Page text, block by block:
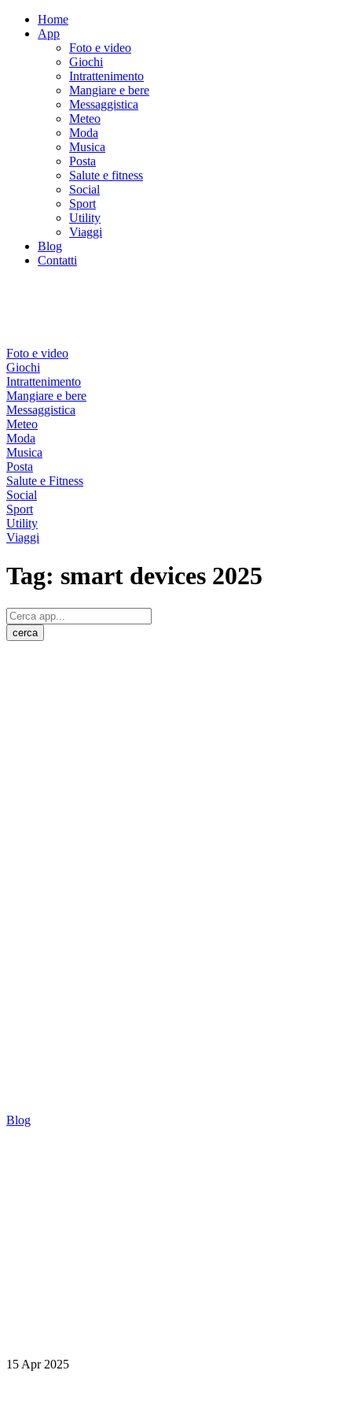
Home
App
Foto e video
Giochi
Intrattenimento
Mangiare e bere
Messaggistica
Meteo
Moda
Musica
Posta
Salute e fitness
Social
Sport
Utility
Viaggi
Blog
Contatti
Foto e video
Giochi
Intrattenimento
Mangiare e bere
Messaggistica
Meteo
Moda
Musica
Posta
Salute e Fitness
Social
Sport
Utility
Viaggi
Tag: smart devices 2025
Blog
15 Apr 2025